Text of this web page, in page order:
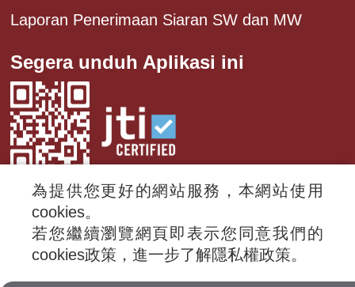
Laporan Penerimaan Siaran SW dan MW
Segera unduh Aplikasi ini
© 2024 RTI (Radio Taiwan International).
All rights reserved.
為提供您更好的網站服務，本網站使用
cookies。
若您繼續瀏覽網頁即表示您同意我們的
cookies政策，進一步了解隱私權政策。